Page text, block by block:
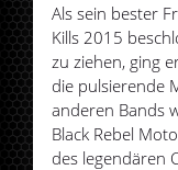
Als sein bester
Kills 2015
zu ziehen, ging
die pulsierende
anderen Bands
Black Rebel
des legendären